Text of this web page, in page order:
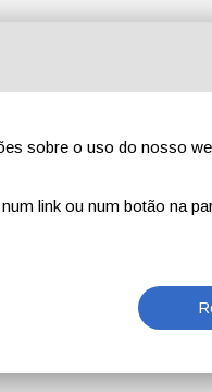
sobre o uso do nosso
link ou num botão na